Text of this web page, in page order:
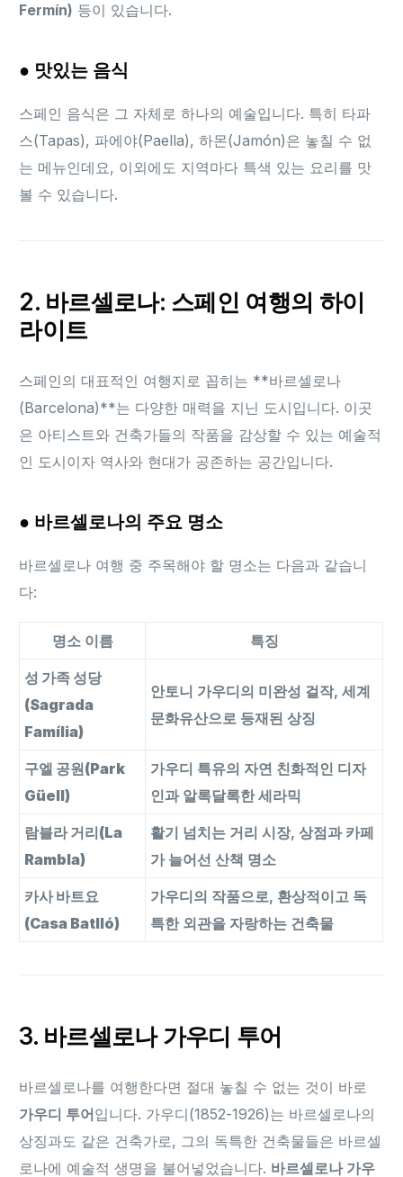
Fermín) 등이 있습니다.
● 맛있는 음식
스페인 음식은 그 자체로 하나의 예술입니다. 특히 타파
스(Tapas), 파에야(Paella), 하몬(Jamón)은 놓칠 수 없
는 메뉴인데요, 이외에도 지역마다 특색 있는 요리를 맛
볼 수 있습니다.
2. 바르셀로나: 스페인 여행의 하이
라이트
스페인의 대표적인 여행지로 꼽히는 **바르셀로나
(Barcelona)**는 다양한 매력을 지닌 도시입니다. 이곳
은 아티스트와 건축가들의 작품을 감상할 수 있는 예술적
인 도시이자 역사와 현대가 공존하는 공간입니다.
● 바르셀로나의 주요 명소
바르셀로나 여행 중 주목해야 할 명소는 다음과 같습니
다:
명소 이름 특징
성 가족 성당
(Sagrada
Família)
안토니 가우디의 미완성 걸작, 세계
문화유산으로 등재된 상징
구엘 공원(Park
Güell)
가우디 특유의 자연 친화적인 디자
인과 알록달록한 세라믹
람블라 거리(La
Rambla)
활기 넘치는 거리 시장, 상점과 카페
가 늘어선 산책 명소
카사 바트요
(Casa Batlló)
가우디의 작품으로, 환상적이고 독
특한 외관을 자랑하는 건축물
3. 바르셀로나 가우디 투어
바르셀로나를 여행한다면 절대 놓칠 수 없는 것이 바로
가우디 투어입니다. 가우디(1852-1926)는 바르셀로나의
상징과도 같은 건축가로, 그의 독특한 건축물들은 바르셀
로나에 예술적 생명을 불어넣었습니다. 바르셀로나 가우